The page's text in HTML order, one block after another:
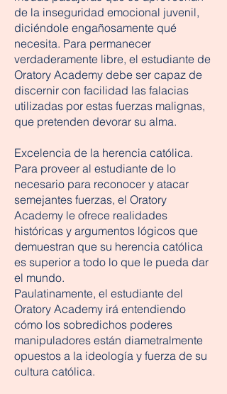
de la inseguridad emocional juvenil,
diciéndole engañosamente qué
necesita. Para permanecer
verdaderamente libre, el estudiante de
Oratory Academy debe ser capaz de
discernir con facilidad las falacias
utilizadas por estas fuerzas malignas,
que pretenden devorar su alma.
Excelencia de la herencia católica.
Para proveer al estudiante de lo
necesario para reconocer y atacar
semejantes fuerzas, el Oratory
Academy le ofrece realidades
históricas y argumentos lógicos que
demuestran que su herencia católica
es superior a todo lo que le pueda dar
el mundo.
Paulatinamente, el estudiante del
Oratory Academy irá entendiendo
cómo los sobredichos poderes
manipuladores están diametralmente
opuestos a la ideología y fuerza de su
cultura católica.